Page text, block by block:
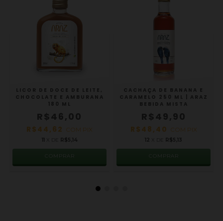
R$44,62 COM PIX R$48,40 COM PIX